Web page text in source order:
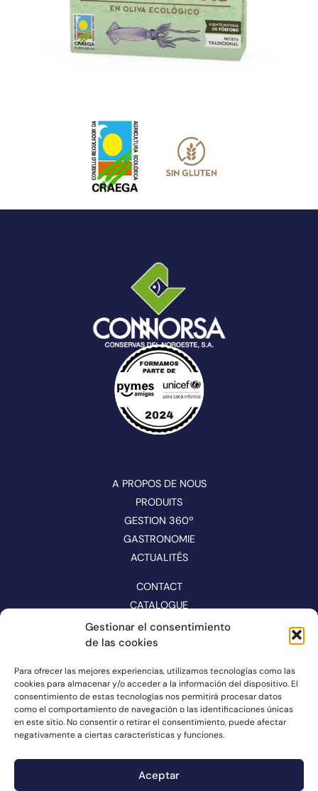
Gestionar el consentimiento
de las cookies
Para ofrecer las mejores experiencias, utilizamos tecnologías como las
cookies para almacenar y/o acceder a la información del dispositivo. El
consentimiento de estas tecnologías nos permitirá procesar datos
como el comportamiento de navegación o las identificaciones únicas
en este sitio. No consentir o retirar el consentimiento, puede afectar
negativamente a ciertas características y funciones.
Aceptar
A PROPOS DE NOUS
PRODUITS
GESTION 360º
GASTRONOMIE
ACTUALITÉS
CONTACT
CATALOGUE
SUIVEZ-NOUS SUR LES RÉSEAUX